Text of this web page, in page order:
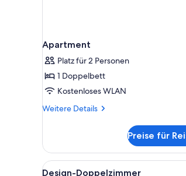
Apartment
Platz für 2 Personen
1 Doppelbett
Kostenloses WLAN
Weitere Details
Weitere
Preise für
Alle
Ein
9
Design-Doppelzimmer